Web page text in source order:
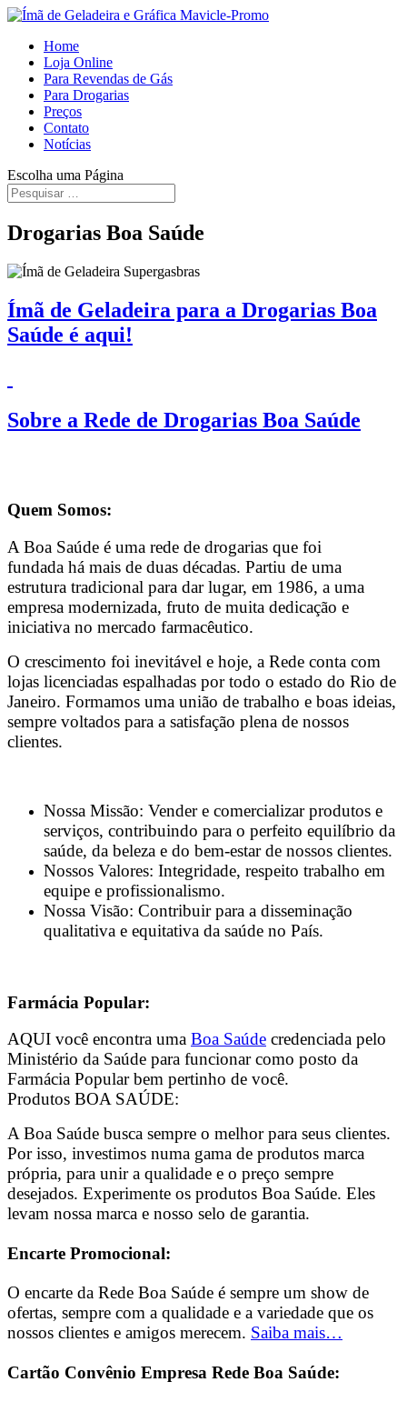
Home
Loja Online
Para Revendas de Gás
Para Drogarias
Preços
Contato
Notícias
Escolha uma Página
Drogarias Boa Saúde
Ímã de Geladeira para a Drogarias Boa
Saúde é aqui!
Sobre a Rede de Drogarias Boa Saúde
Quem Somos:
A Boa Saúde é uma rede de drogarias que foi
fundada há mais de duas décadas. Partiu de uma
estrutura tradicional para dar lugar, em 1986, a uma
empresa modernizada, fruto de muita dedicação e
iniciativa no mercado farmacêutico.
O crescimento foi inevitável e hoje, a Rede conta com
lojas licenciadas espalhadas por todo o estado do Rio de
Janeiro. Formamos uma união de trabalho e boas ideias,
sempre voltados para a satisfação plena de nossos
clientes.
Nossa Missão: Vender e comercializar produtos e
serviços, contribuindo para o perfeito equilíbrio da
saúde, da beleza e do bem-estar de nossos clientes.
Nossos Valores: Integridade, respeito trabalho em
equipe e profissionalismo.
Nossa Visão: Contribuir para a disseminação
qualitativa e equitativa da saúde no País.
Farmácia Popular:
AQUI você encontra uma Boa Saúde credenciada pelo
Ministério da Saúde para funcionar como posto da
Farmácia Popular bem pertinho de você.
Produtos BOA SAÚDE:
A Boa Saúde busca sempre o melhor para seus clientes.
Por isso, investimos numa gama de produtos marca
própria, para unir a qualidade e o preço sempre
desejados. Experimente os produtos Boa Saúde. Eles
levam nossa marca e nosso selo de garantia.
Encarte Promocional:
O encarte da Rede Boa Saúde é sempre um show de
ofertas, sempre com a qualidade e a variedade que os
nossos clientes e amigos merecem. Saiba mais…
Cartão Convênio Empresa Rede Boa Saúde: